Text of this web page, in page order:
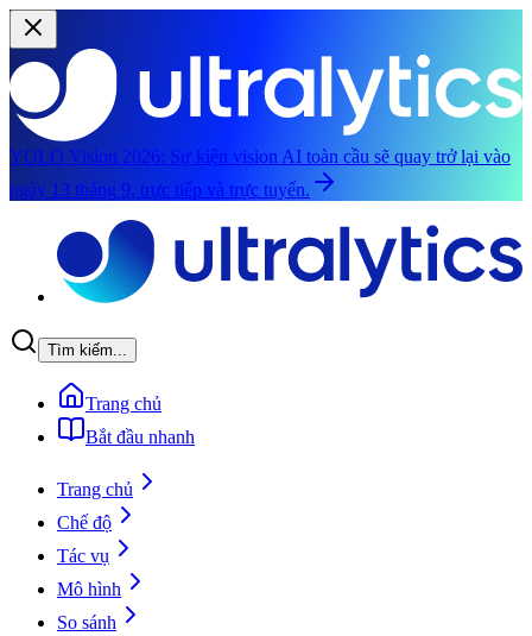
YOLO Vision 2026: Sự kiện vision AI toàn cầu sẽ quay trở lại vào
ngày 13 tháng 9, trực tiếp và trực tuyến.
Tìm kiếm...
Trang chủ
Bắt đầu nhanh
Trang chủ
Chế độ
Tác vụ
Mô hình
So sánh